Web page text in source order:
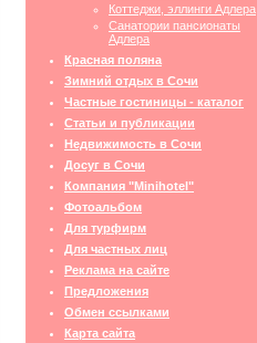
Коттеджи, эллинги Адлера
Санатории пансионаты
Адлера
Красная поляна
Зимний отдых в Сочи
Частные гостиницы - каталог
Статьи и публикации
Недвижимость в Сочи
Досуг в Сочи
Компания "Minihotel"
Фотоальбом
Для турфирм
Для частных лиц
Реклама на сайте
Предложения
Обмен ссылками
Карта сайта